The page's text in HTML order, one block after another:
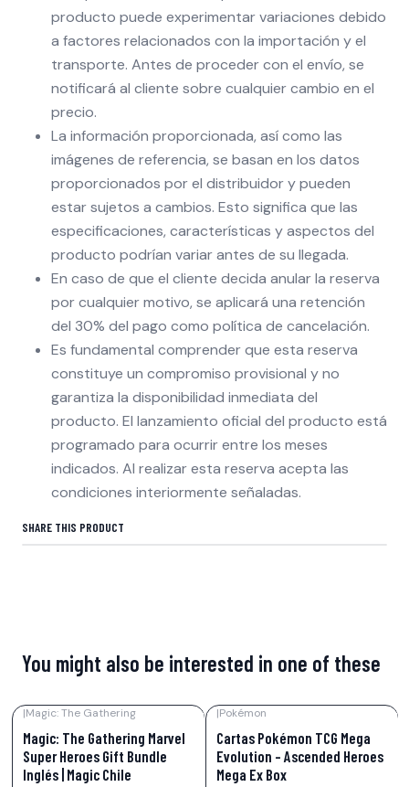
producto puede experimentar variaciones debido
a factores relacionados con la importación y el
transporte. Antes de proceder con el envío, se
notificará al cliente sobre cualquier cambio en el
precio.
La información proporcionada, así como las
imágenes de referencia, se basan en los datos
proporcionados por el distribuidor y pueden
estar sujetos a cambios. Esto significa que las
especificaciones, características y aspectos del
producto podrían variar antes de su llegada.
En caso de que el cliente decida anular la reserva
por cualquier motivo, se aplicará una retención
del 30% del pago como política de cancelación.
Es fundamental comprender que esta reserva
constituye un compromiso provisional y no
garantiza la disponibilidad inmediata del
producto. El lanzamiento oficial del producto está
programado para ocurrir entre los meses
indicados. Al realizar esta reserva acepta las
condiciones interiormente señaladas.
SHARE THIS PRODUCT
You might also be interested in one of these
|Magic: The Gathering
Magic: The Gathering Marvel
Super Heroes Gift Bundle
Inglés | Magic Chile
|Pokémon
Cartas Pokémon TCG Mega
Evolution – Ascended Heroes
Mega Ex Box